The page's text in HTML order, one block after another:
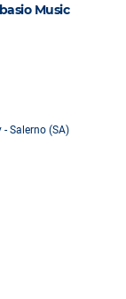
Music
Salerno (SA)